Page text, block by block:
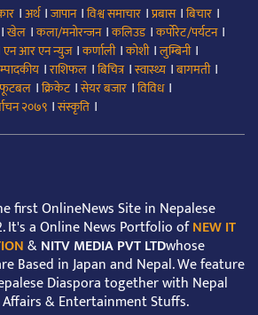
।अर्थ।जापान।विश्व समाचार ।प्रबास।बिचार ।
।खेल ।कला/मनोरन्जन।कलिउड।कर्पोरेट/पर्यटन।
एन आर एन न्युज।कर्णाली।कोशी।लुम्बिनी।
।राशिफल ।बिचित्र।स्वास्थ्य ।बागमती।
फूटबल ।क्रिकेट।सेयर बजार ।विविध।
२०७९ ।संस्कृति ।
first OnlineNews Site in Nepalese
It's a Online News Portfolio ofNEW IT
&NITV MEDIA PVT LTDwhose
Based in Japan and Nepal. We feature
Diaspora together with Nepal
Affairs & Entertainment Stuffs.